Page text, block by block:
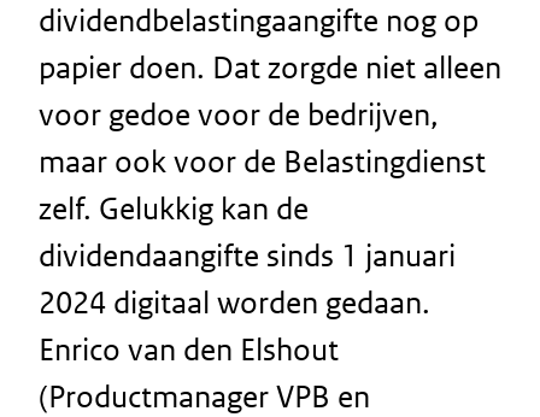
dividendbelastingaangifte nog op
papier doen. Dat zorgde niet alleen
voor gedoe voor de bedrijven,
maar ook voor de Belastingdienst
zelf. Gelukkig kan de
dividendaangifte sinds 1 januari
2024 digitaal worden gedaan.
Enrico van den Elshout
(Productmanager VPB en